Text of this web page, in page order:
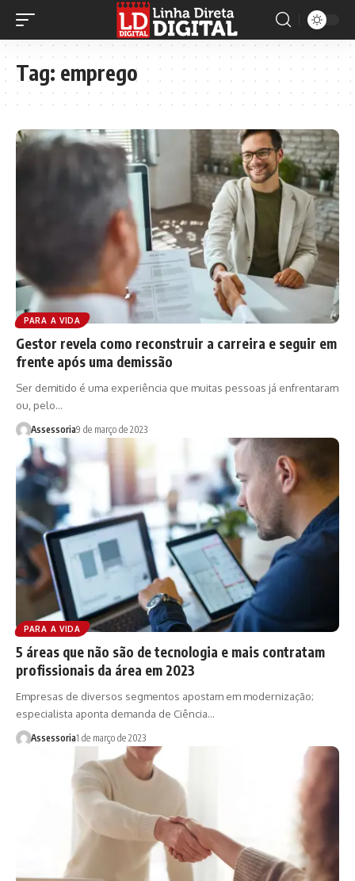
Tag: emprego
PARA A VIDA
Gestor revela como reconstruir a carreira e seguir em
frente após uma demissão
Ser demitido é uma experiência que muitas pessoas já enfrentaram
ou, pelo…
Assessoria9 de março de 2023
PARA A VIDA
5 áreas que não são de tecnologia e mais contratam
profissionais da área em 2023
Empresas de diversos segmentos apostam em modernização;
especialista aponta demanda de Ciência…
Assessoria1 de março de 2023